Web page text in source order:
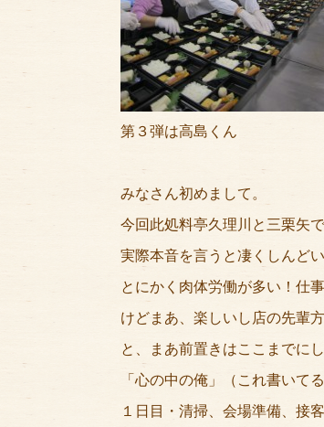
第３弾は高島くん
みなさん初めまして。
今回此処料亭久理川と三栗矢
実際本音を言うと凄くしんどい
とにかく肉体労働が多い！仕
けどまあ、楽しいし店の先輩
と、まあ前置きはここまでに
「心の中の俺」（これ書いて
１日目・清掃、会場準備、接